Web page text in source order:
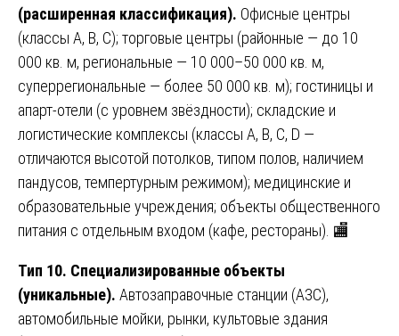
(расширенная классификация). Офисные центры
(классы А, В, С); торговые центры (районные — до 10
000 кв. м, региональные — 10 000–50 000 кв. м,
суперрегиональные — более 50 000 кв. м); гостиницы и
апарт-отели (с уровнем звёздности); складские и
логистические комплексы (классы А, В, С, D —
отличаются высотой потолков, типом полов, наличием
пандусов, темпертурным режимом); медицинские и
образовательные учреждения; объекты общественного
питания с отдельным входом (кафе, рестораны). 🏬
Тип 10. Специализированные объекты
(уникальные). Автозаправочные станции (АЗС),
автомобильные мойки, рынки, культовые здания